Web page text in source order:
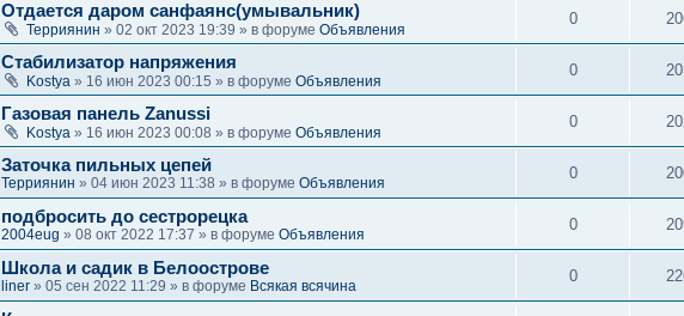
Отдается даром санфаянс(умывальник)
Терриянин » 02 окт 2023 19:39 » в форуме Объявления
0
Стабилизатор напряжения
Kostya » 16 июн 2023 00:15 » в форуме Объявления
0
Газовая панель Zanussi
Kostya » 16 июн 2023 00:08 » в форуме Объявления
0
Заточка пильных цепей
Терриянин » 04 июн 2023 11:38 » в форуме Объявления
0
подбросить до сестрорецка
2004eug » 08 окт 2022 17:37 » в форуме Объявления
0
Школа и садик в Белоострове
liner » 05 сен 2022 11:29 » в форуме Всякая всячина
0